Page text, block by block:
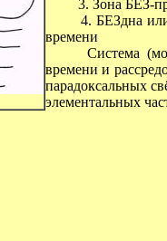
3. Зона БЕЗ-
4. БЕЗдна или
времени
Система
времени и
парадоксальных
элементальных